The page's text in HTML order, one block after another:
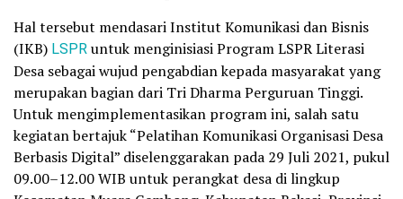
Hal tersebut mendasari Institut Komunikasi dan Bisnis
(IKB) LSPRuntuk menginisiasi Program LSPR Literasi
Desa sebagai wujud pengabdian kepada masyarakat yang
merupakan bagian dari Tri Dharma Perguruan Tinggi.
Untuk mengimplementasikan program ini, salah satu
kegiatan bertajuk “Pelatihan Komunikasi Organisasi Desa
Berbasis Digital” diselenggarakan pada 29 Juli 2021, pukul
09.00–12.00 WIB untuk perangkat desa di lingkup